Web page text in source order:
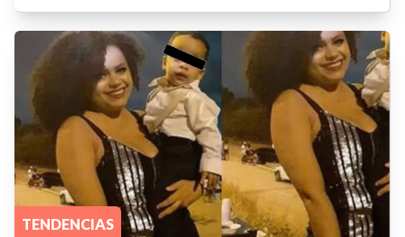
TENDENCIAS